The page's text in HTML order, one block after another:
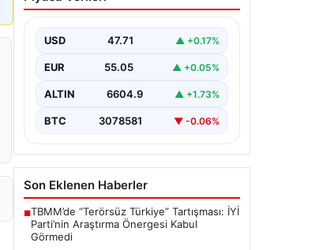
serbest bırakıldı
USD 47.71 ▲ +0.17%
EUR 55.05 ▲ +0.05%
ALTIN 6604.9 ▲ +1.73%
BTC 3078581 ▼ -0.06%
Son Eklenen Haberler
■TBMM’de “Terörsüz Türkiye” Tartışması: İYİ
Parti’nin Araştırma Önergesi Kabul
Görmedi